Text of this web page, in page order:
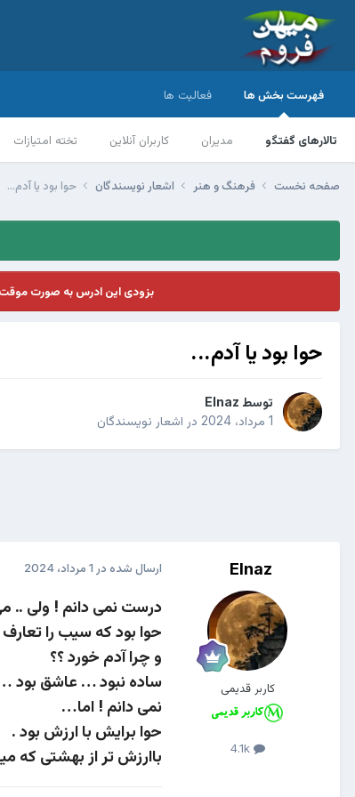
فهرست بخش ها
تالارهای گفتگو مدیران کاربران آنلاین تخته امتیازات
فعالیت ها
صفحه نخست فرهنگ و هنر اشعار نویسندگان حوا بود یا آدم...
بزودی این ادرس به صورت
حوا بود یا آدم...
توسط Elnaz
1 مرداد، 2024
در اشعار نویسندگان
Elnaz
کاربر قدیمی
4.1k
ارسال شده در 1 مرداد، 2024
درست نمی دانم ! ولی ..
حوا بود که سیب را تعارف
و چرا آدم خورد ؟؟
ساده نبود … عاشق بود
نمی دانم ! اما…
حوا برایش با ارزش بود .
باارزش تر از بهشتی که